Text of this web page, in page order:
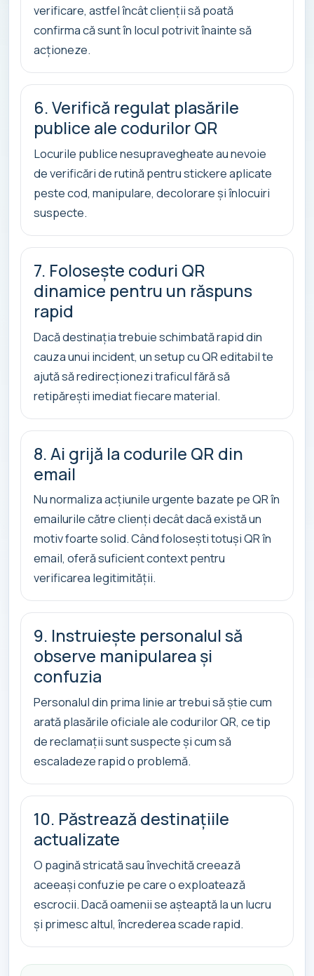
verificare, astfel încât clienții să poată
confirma că sunt în locul potrivit înainte să
acționeze.
6. Verifică regulat plasările
publice ale codurilor QR
Locurile publice nesupravegheate au nevoie
de verificări de rutină pentru stickere aplicate
peste cod, manipulare, decolorare și înlocuiri
suspecte.
7. Folosește coduri QR
dinamice pentru un răspuns
rapid
Dacă destinația trebuie schimbată rapid din
cauza unui incident, un setup cu QR editabil te
ajută să redirecționezi traficul fără să
retipărești imediat fiecare material.
8. Ai grijă la codurile QR din
email
Nu normaliza acțiunile urgente bazate pe QR în
emailurile către clienți decât dacă există un
motiv foarte solid. Când folosești totuși QR în
email, oferă suficient context pentru
verificarea legitimității.
9. Instruiește personalul să
observe manipularea și
confuzia
Personalul din prima linie ar trebui să știe cum
arată plasările oficiale ale codurilor QR, ce tip
de reclamații sunt suspecte și cum să
escaladeze rapid o problemă.
10. Păstrează destinațiile
actualizate
O pagină stricată sau învechită creează
aceeași confuzie pe care o exploatează
escrocii. Dacă oamenii se așteaptă la un lucru
și primesc altul, încrederea scade rapid.